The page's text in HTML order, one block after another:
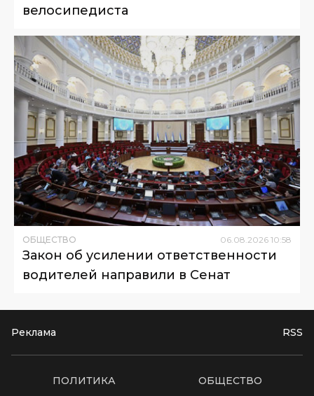
велосипедиста
ОБЩЕСТВО 06.08.2026 10:58
Закон об усилении ответственности
водителей направили в Сенат
Реклама RSS
ПОЛИТИКА
ОБЩЕСТВО